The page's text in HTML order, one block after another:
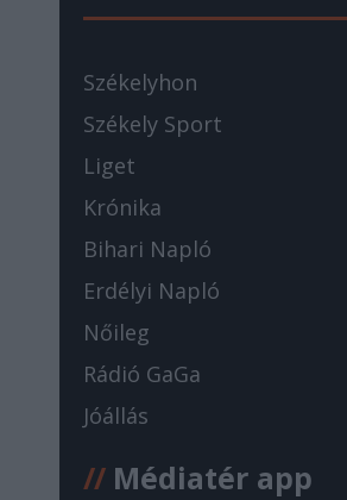
Székelyhon
Székely Sport
Liget
Krónika
Bihari Napló
Erdélyi Napló
Nőileg
Rádió GaGa
Jóállás
//Médiatér app